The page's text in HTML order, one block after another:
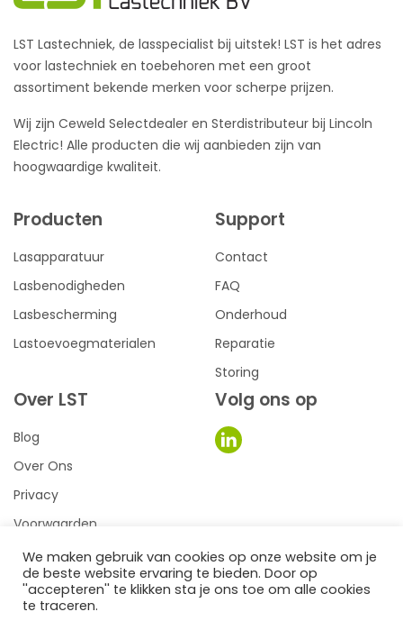
LST Lastechniek, de lasspecialist bij uitstek! LST is het adres
voor lastechniek en toebehoren met een groot
assortiment bekende merken voor scherpe prijzen.
Wij zijn Ceweld Selectdealer en Sterdistributeur bij Lincoln
Electric! Alle producten die wij aanbieden zijn van
hoogwaardige kwaliteit.
Producten
Lasapparatuur
Lasbenodigheden
Lasbescherming
Lastoevoegmaterialen
Support
Contact
FAQ
Onderhoud
Reparatie
Storing
Over LST
Blog
Over Ons
Privacy
Voorwaarden
Volg ons op
een we make it website
We maken gebruik van cookies op onze website om je
de beste website ervaring te bieden. Door op
''accepteren'' te klikken sta je ons toe om alle cookies
te traceren.